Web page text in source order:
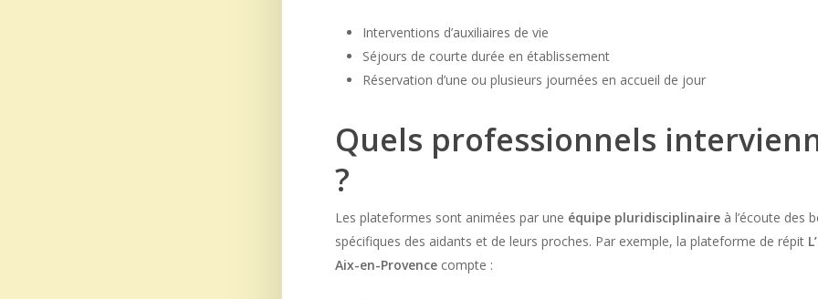
Interventions d’auxiliaires de vie
Séjours de courte durée en établissement
Réservation d’une ou plusieurs journées en accueil de jour
Quels professionnels
?
Les plateformes sont animées par une équipe pluridisciplinaire à l’écoute des
spécifiques des aidants et de leurs proches. Par exemple, la plateforme de répit
Aix-en-Provence compte :